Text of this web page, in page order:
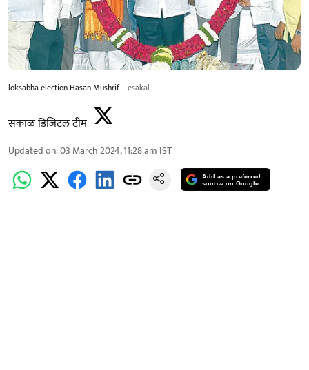
loksabha election Hasan Mushrif esakal
सकाळ डिजिटल टीम
Updated on:03 March 2024, 11:28 am IST
Add as a preferred
source on Google